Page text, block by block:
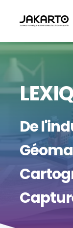
De